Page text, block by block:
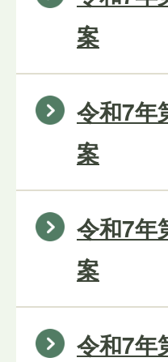
案
令和7年
案
令和7年
案
令和7年